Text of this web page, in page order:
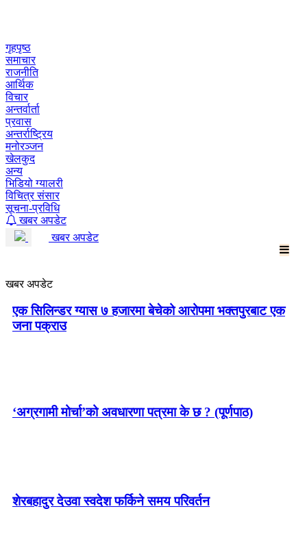
गृहपृष्ठ
समाचार
राजनीति
आर्थिक
विचार
अन्तर्वार्ता
प्रवास
अन्तर्राष्ट्रिय
मनोरञ्जन
खेलकुद
अन्य
भिडियो ग्यालरी
विचित्र संसार
सूचना-प्रविधि
खबर अपडेट
खबर अपडेट
खबर अपडेट
एक सिलिन्डर ग्यास ७ हजारमा बेचेको आरोपमा भक्तपुरबाट एक
जना पक्राउ
‘अग्रगामी मोर्चा’को अवधारणा पत्रमा के छ ? (पूर्णपाठ)
शेरबहादुर देउवा स्वदेश फर्किने समय परिवर्तन